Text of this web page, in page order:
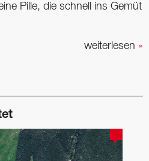
Pille, die schnell ins Gemüt
weiterlesen »